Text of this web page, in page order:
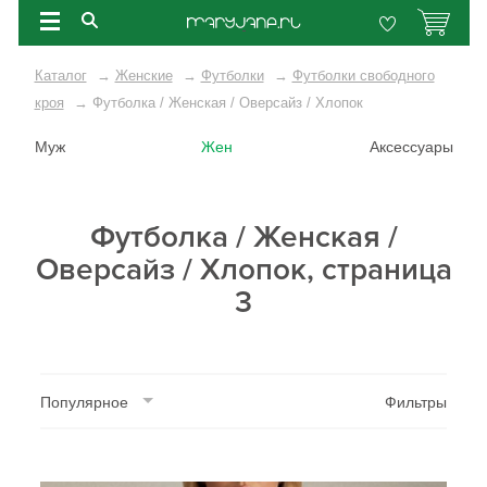
Каталог → Женские → Футболки → Футболки свободного
кроя
→ Футболка / Женская / Оверсайз / Хлопок
Муж Жен Аксессуары
Футболка / Женская /
Оверсайз / Хлопок, страница
3
Популярное Фильтры